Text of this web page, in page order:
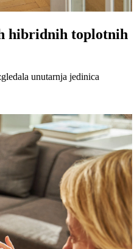
hibridnih toplotnih
unutarnja jedinica